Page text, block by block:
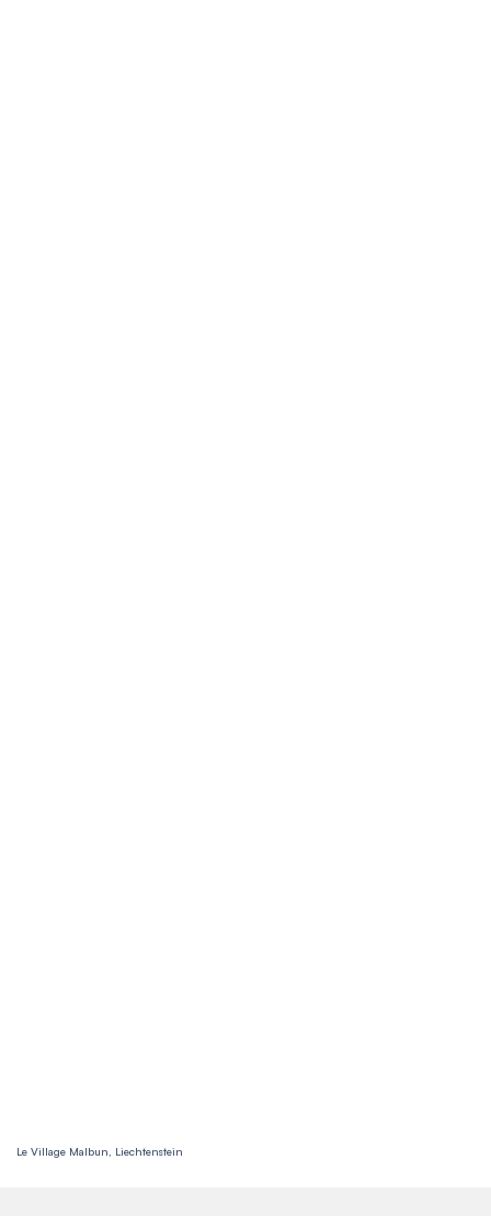
Le Village Malbun, Liechtenstein